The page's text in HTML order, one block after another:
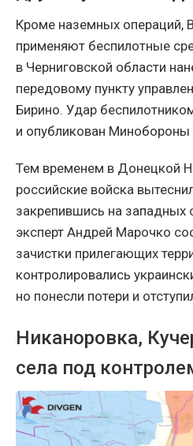
Кроме наземных операций,
применяют беспилотные
в Черниговской области
передовому пункту
Бирино. Удар
и опубликован Минобороны
Тем временем в Донецкой
российские войска
закрепившись на западных
эксперт Андрей Марочко
зачистки прилегающих
контролировались
но понесли потери и
Никаноровка,
села под